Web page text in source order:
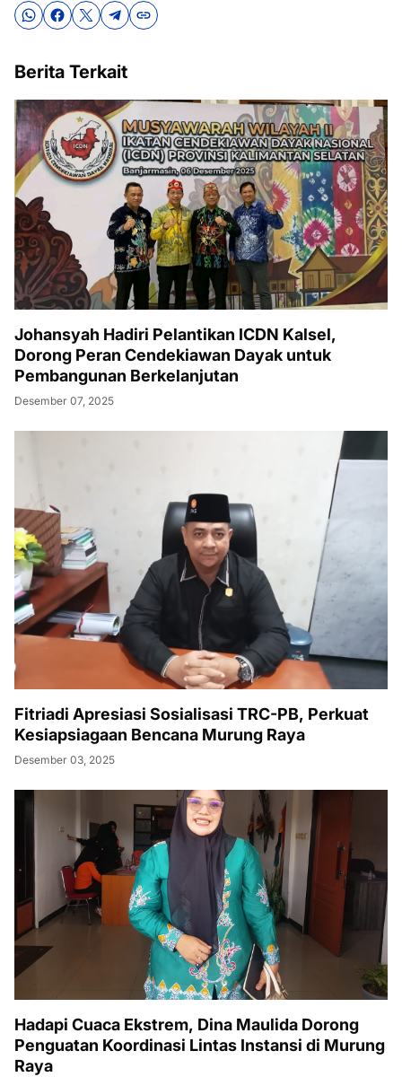
Berita Terkait
Johansyah Hadiri Pelantikan ICDN Kalsel,
Dorong Peran Cendekiawan Dayak untuk
Pembangunan Berkelanjutan
Desember 07, 2025
Fitriadi Apresiasi Sosialisasi TRC-PB, Perkuat
Kesiapsiagaan Bencana Murung Raya
Desember 03, 2025
Hadapi Cuaca Ekstrem, Dina Maulida Dorong
Penguatan Koordinasi Lintas Instansi di Murung
Raya